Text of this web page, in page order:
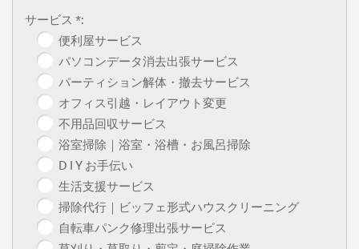
サービス *:
便利屋サービス
パソコンデータ消去出張サービス
パーティション解体・撤去サービス
オフィス引越・レイアウト変更
不用品回収サービス
浴室掃除｜浴室・浴槽・お風呂掃除
D I Y お手伝い
生活支援サービス
掃除代行｜ビッフェ形式ハウスクリーニング
自転車パンク修理出張サービス